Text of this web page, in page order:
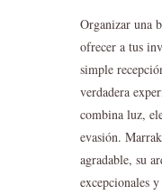
Organizar una
ofrecer a tus
simple
verdadera
combina luz,
evasión.
agradable, su
excepcionales